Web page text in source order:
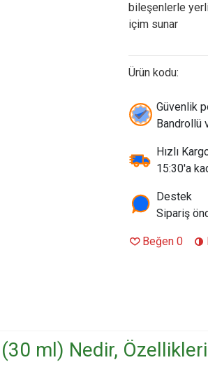
bileşenlerle yerli
içim sunar
Ürün kodu:
Güvenlik
Bandrollü
Hızlı
15:30'a
Destek
Sipariş
Beğen 0
ml) Nedir,